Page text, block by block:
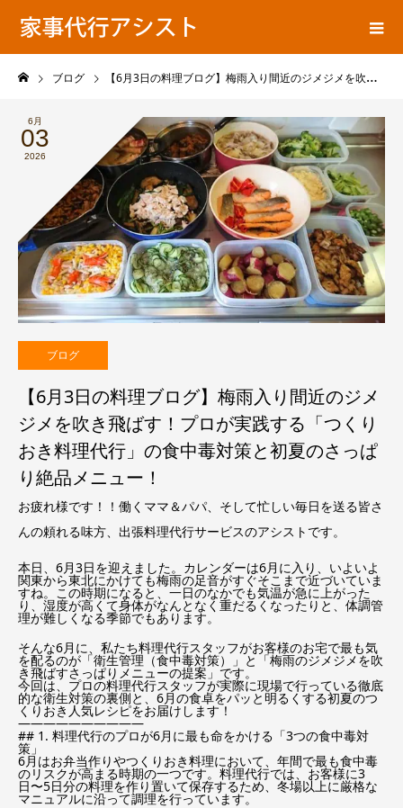
家事代行ブログ
シ
ス
ト
の
ブログ 【6月3日の料理ブログ】梅雨入り間近のジメジメを吹き飛ばす！プロが実践する「つくりおき料理代行」の食中毒対策と初夏のさっぱり絶品メニュー！
6月
03
2026
ブログ
【6月3日の料理ブログ】梅雨入り間近のジメ
ジメを吹き飛ばす！プロが実践する「つくり
おき料理代行」の食中毒対策と初夏のさっぱ
り絶品メニュー！
お疲れ様です！！働くママ＆パパ、そして忙しい毎日を送る皆さ
んの頼れる味方、出張料理代行サービスのアシストです。
本日、6月3日を迎えました。カレンダーは6月に入り、いよいよ
関東から東北にかけても梅雨の足音がすぐそこまで近づいていま
すね。この時期になると、一日のなかでも気温が急に上がった
り、湿度が高くて身体がなんとなく重だるくなったりと、体調管
理が難しくなる季節でもあります。
そんな6月に、私たち料理代行スタッフがお客様のお宅で最も気
を配るのが「衛生管理（食中毒対策）」と「梅雨のジメジメを吹
き飛ばすさっぱりメニューの提案」です。
今回は、プロの料理代行スタッフが実際に現場で行っている徹底
的な衛生対策の裏側と、6月の食卓をパッと明るくする初夏のつ
くりおき人気レシピをお届けします！
——————————
## 1. 料理代行のプロが6月に最も命をかける「3つの食中毒対
策」
6月はお弁当作りやつくりおき料理において、年間で最も食中毒
のリスクが高まる時期の一つです。料理代行では、お客様に3
日〜5日分の料理を作り置いて保存するため、冬場以上に厳格な
マニュアルに沿って調理を行っています。